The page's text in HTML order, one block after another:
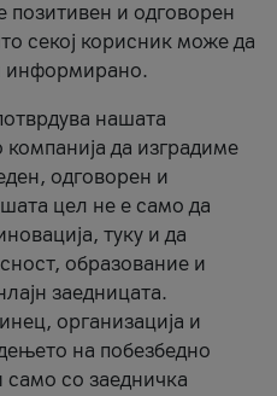
позитивен и одговорен
секој корисник може да
информирано.
нашата
да изградиме
одговорен и
цел не е само да
туку и да
образование и
заедницата.
организација и
на побезбедно
со заедничка